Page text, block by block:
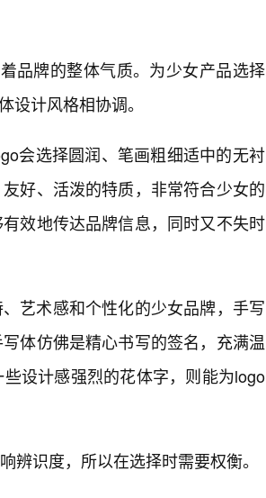
品牌的整体气质。为少女产品选择
设计风格相协调。
会选择圆润、笔画粗细适中的无衬
好、活泼的特质，非常符合少女的
效地传达品牌信息，同时又不失时
艺术感和个性化的少女品牌，手写
体仿佛是精心书写的签名，充满温
设计感强烈的花体字，则能为logo
辨识度，所以在选择时需要权衡。